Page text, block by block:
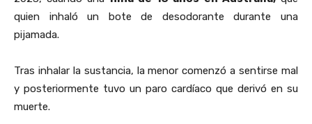
quien inhaló un bote de desodorante durante una
pijamada.
Tras inhalar la sustancia, la menor comenzó a sentirse mal
y posteriormente tuvo un paro cardíaco que derivó en su
muerte.